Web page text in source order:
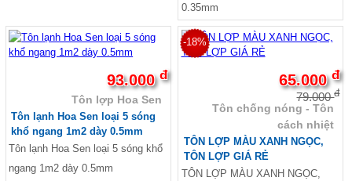
0.35mm
93.000đ
Tôn lợp Hoa Sen
Tôn lạnh Hoa Sen loại 5 sóng
khổ ngang 1m2 dày 0.5mm
Tôn lạnh Hoa Sen loại 5 sóng khổ
ngang 1m2 dày 0.5mm
-18%
65.000đ
79.000đ
Tôn chống nóng - Tôn
cách nhiệt
TÔN LỢP MÀU XANH NGỌC,
TÔN LỢP GIÁ RẺ
TÔN LỢP MÀU XANH NGỌC,